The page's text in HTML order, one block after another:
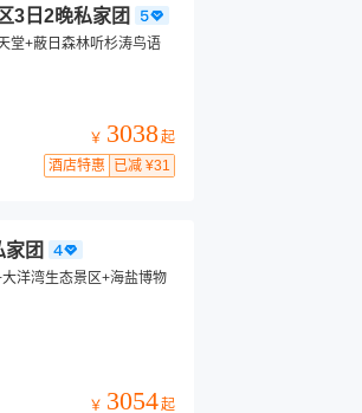
3日2晚私家团
堂+蔽日森林听杉涛鸟语
￥ 3038起
酒店特惠
已减 ¥31
团
大洋湾生态景区+海盐博物
￥ 3054起